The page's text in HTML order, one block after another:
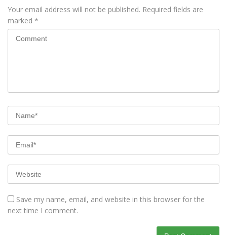
Your email address will not be published. Required fields are
marked *
Save my name, email, and website in this browser for the
next time I comment.